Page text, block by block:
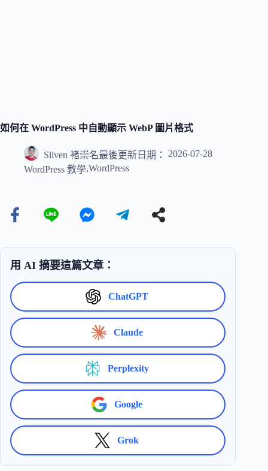
如何在 WordPress 中自動顯示 WebP 圖片格式
Sliven 褚崇名最後更新日期：
2026-07-28
WordPress 教學,WordPress
用 AI 摘要這篇文章：
ChatGPT
Claude
Perplexity
Google
Grok